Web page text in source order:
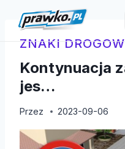
treściZNAKI
Kontynuacja
jes…
Przez 2023-09-06